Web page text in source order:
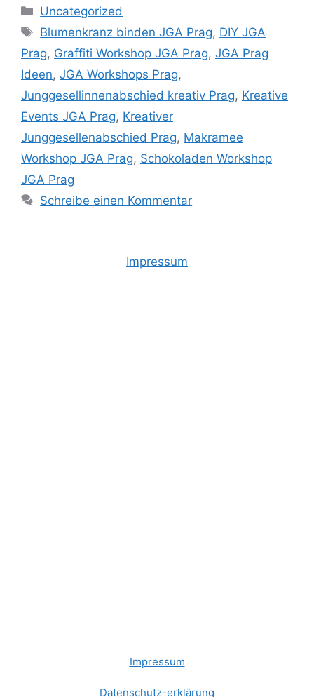
Kategorien
Uncategorized
Schlagwörter
Blumenkranz binden JGA Prag, DIY JGA
Prag, Graffiti Workshop JGA Prag, JGA Prag
Ideen, JGA Workshops Prag,
Junggesellinnenabschied kreativ Prag, Kreative
Events JGA Prag, Kreativer
Junggesellenabschied Prag, Makramee
Workshop JGA Prag, Schokoladen Workshop
JGA Prag
Schreibe einen Kommentar
Impressum
Impressum
Datenschutz-erklärung